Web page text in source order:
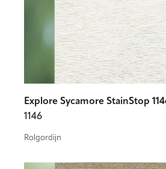
Explore Sycamore StainStop
1146
Rolgordijn